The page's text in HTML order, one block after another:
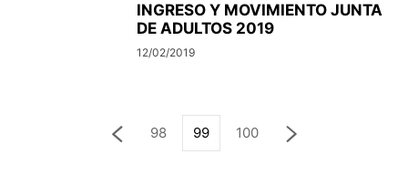
INGRESO Y MOVIMIENTO JUNTA
DE ADULTOS 2019
12/02/2019
98 99 100